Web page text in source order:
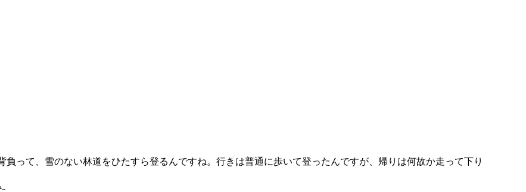
って、雪のない林道をひたすら登るんですね。行きは普通に歩いて登ったんですが、帰りは何故か走って下り